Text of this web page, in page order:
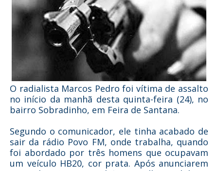
O radialista Marcos Pedro foi vítima de assalto
no início da manhã desta quinta-feira (24), no
bairro Sobradinho, em Feira de Santana.
Segundo o comunicador, ele tinha acabado de
sair da rádio Povo FM, onde trabalha, quando
foi abordado por três homens que ocupavam
um veículo HB20, cor prata. Após anunciarem